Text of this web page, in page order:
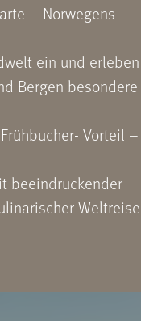
– Norwegens
ein und erleben
Bergen besondere
Vorteil –
beeindruckender
Weltreise